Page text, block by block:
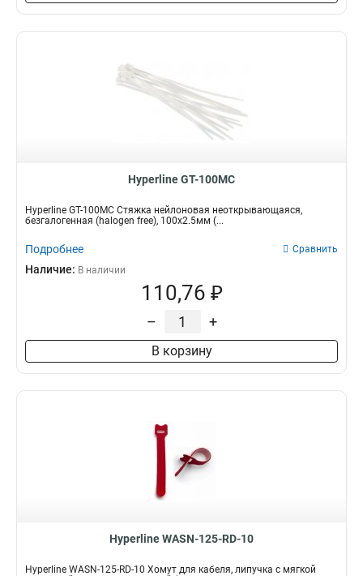
Hyperline GT-100MC
Hyperline GT-100MC Стяжка нейлоновая неоткрывающаяся,
безгалогенная (halogen free), 100x2.5мм (...
Подробнее Сравнить
Наличие: В наличии
110,76 ₽
– +
В корзину
Hyperline WASN-125-RD-10
Hyperline WASN-125-RD-10 Хомут для кабеля, липучка с мягкой